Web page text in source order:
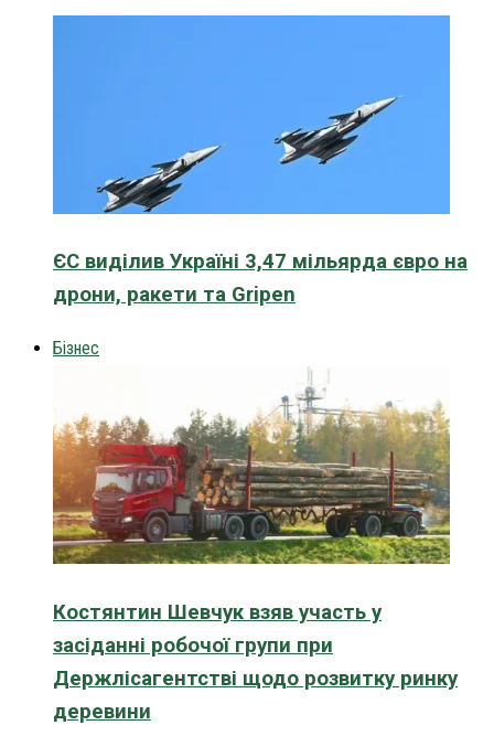
ЄС виділив Україні 3,47 мільярда євро на
дрони, ракети та Gripen
Бізнес
Костянтин Шевчук взяв участь у
засіданні робочої групи при
Держлісагентстві щодо розвитку ринку
деревини